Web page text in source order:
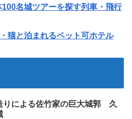
名城ツアーを探す列車・飛行
猫と泊まれるペット可ホテル
りによる佐竹家の巨大城郭 久